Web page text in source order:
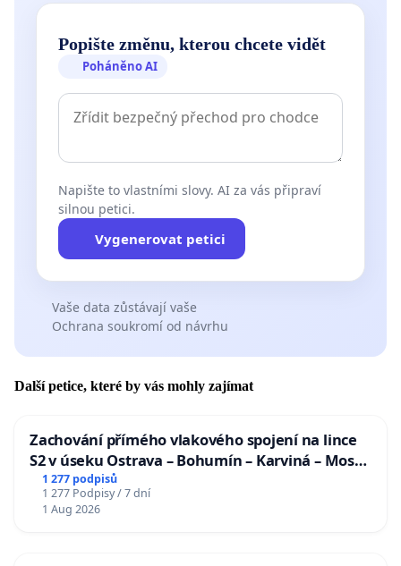
Popište změnu, kterou chcete vidět
Poháněno AI
Napište to vlastními slovy. AI za vás připraví
silnou petici.
Vygenerovat petici
Vaše data zůstávají vaše
Ochrana soukromí od návrhu
Další petice, které by vás mohly zajímat
Zachování přímého vlakového spojení na lince
S2 v úseku Ostrava – Bohumín – Karviná – Mosty
u Jablunkova
1 277 podpisů
1 277 Podpisy / 7 dní
1 Aug 2026